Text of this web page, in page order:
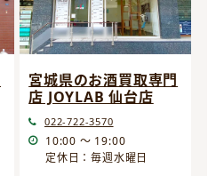
宮城県のお酒買取専門
店 JOYLAB 仙台店
022-722-3570
10:00 ～ 19:00
定休日：毎週水曜日